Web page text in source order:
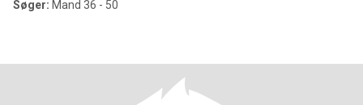
Søger: Mand 36 - 50